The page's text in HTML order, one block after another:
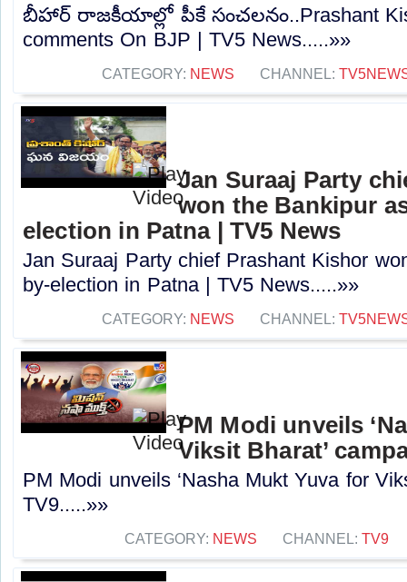
బీహార్ రాజకీయాల్లో పీకే సంచలనం..Prashant
comments On BJP | TV5 News.....»»
CATEGORY: NEWS CHANNEL:
Jan Suraaj Party
won the Bankipur
election in Patna | TV5 News
Jan Suraaj Party chief Prashant Kishor
by-election in Patna | TV5 News.....»»
CATEGORY: NEWS CHANNEL:
PM Modi unveils
Viksit Bharat’
PM Modi unveils ‘Nasha Mukt Yuva for
TV9.....»»
CATEGORY: NEWS CHANNEL: TV9